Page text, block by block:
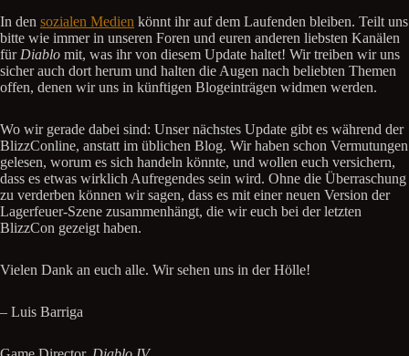
In den sozialen Medien könnt ihr auf dem Laufenden bleiben. Teilt uns
bitte wie immer in unseren Foren und euren anderen liebsten Kanälen
fürDiablo mit, was ihr von diesem Update haltet! Wir treiben wir uns
sicher auch dort herum und halten die Augen nach beliebten Themen
offen, denen wir uns in künftigen Blogeinträgen widmen werden.
Wo wir gerade dabei sind: Unser nächstes Update gibt es während der
BlizzConline, anstatt im üblichen Blog. Wir haben schon Vermutungen
gelesen, worum es sich handeln könnte, und wollen euch versichern,
dass es etwas wirklich Aufregendes sein wird. Ohne die Überraschung
zu verderben können wir sagen, dass es mit einer neuen Version der
Lagerfeuer-Szene zusammenhängt, die wir euch bei der letzten
BlizzCon gezeigt haben.
Vielen Dank an euch alle. Wir sehen uns in der Hölle!
– Luis Barriga